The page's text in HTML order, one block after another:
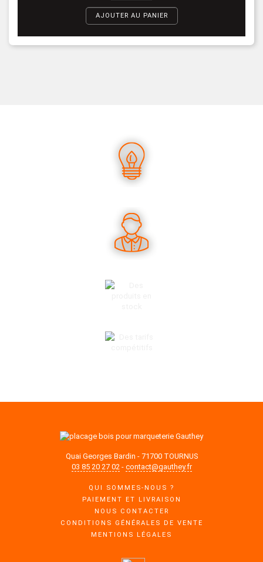
AJOUTER AU PANIER
Quai Georges Bardin - 71700 TOURNUS
03 85 20 27 02- contact@gauthey.fr
QUI SOMMES-NOUS ?
PAIEMENT ET LIVRAISON
NOUS CONTACTER
CONDITIONS GÉNÉRALES DE VENTE
MENTIONS LÉGALES